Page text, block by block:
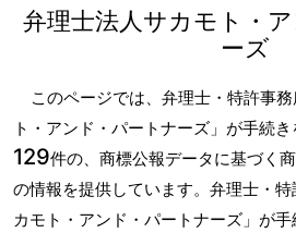
弁理士法人サカモト・
ーズ
このページでは、弁理士・特許事
ト・アンド・パートナーズ」が手続
129件の、商標公報データに基づく
の情報を提供しています。弁理士・
カモト・アンド・パートナーズ」が